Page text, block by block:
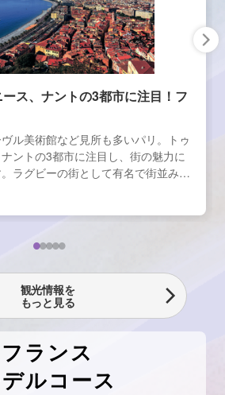
ース、ナントの3都市に注目！フ
ル美術館など見所も多いパリ。トゥ
ントの3都市に注目し、街の魅力に
ラグビーの街として有名で街並みも
冬でも温暖で世界でも有数のリゾー
ンキングされるアートの街ナント…な
くさん。
観光情報を
もっと見る
フランス
ルコース